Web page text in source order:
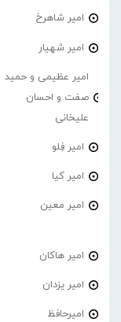
امیر شاهرخ
امیر شهیار
امیر عظیمی و حمید
صفت و احسان
علیخانی
امیر فِلو
امیر کیا
امیر معین
امیر هاکان
امیر یزدان
امیرحافظ